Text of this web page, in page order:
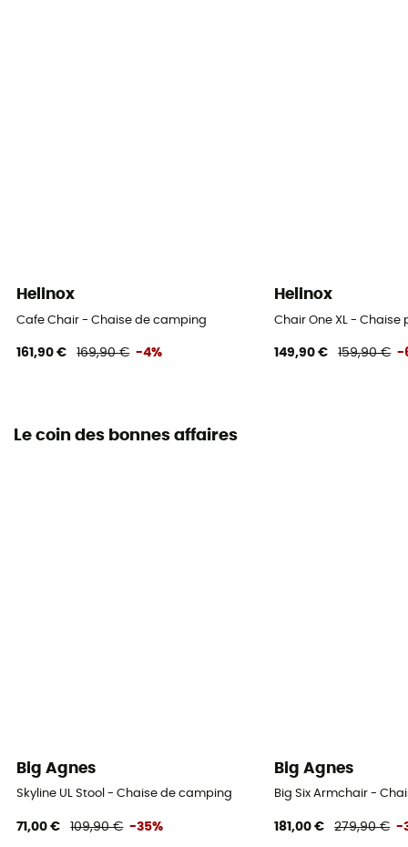
Helinox
Cafe Chair - Chaise de camping
161,90 € 169,90 € -4%
Helinox
Chair One XL - Chaise
149,90 € 159,90 € -
Le coin des bonnes affaires
Big Agnes
Skyline UL Stool - Chaise de camping
71,00 € 109,90 € -35%
Big Agnes
Big Six Armchair -
181,00 € 279,90 € -